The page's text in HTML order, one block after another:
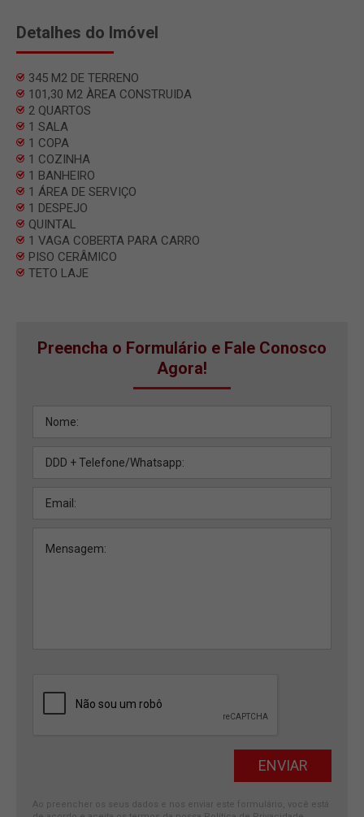
Detalhes do Imóvel
345 M2 DE TERRENO
101,30 M2 ÀREA CONSTRUIDA
2 QUARTOS
1 SALA
1 COPA
1 COZINHA
1 BANHEIRO
1 ÁREA DE SERVIÇO
1 DESPEJO
QUINTAL
1 VAGA COBERTA PARA CARRO
PISO CERÂMICO
TETO LAJE
Preencha o Formulário e Fale Conosco
Agora!
Ao preencher os seus dados e nos enviar este formulário, você está